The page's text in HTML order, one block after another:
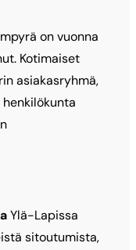
on vuonna
Kotimaiset
asiakasryhmä,
Ylä-Lapissa
sitoutumista,